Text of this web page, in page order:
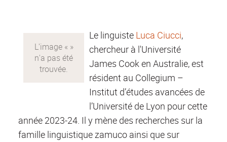
Le linguiste Luca Ciucci,
chercheur à l'Université
James Cook en Australie, est
résident au Collegium –
Institut d’études avancées de
l’Université de Lyon pour cette
année 2023-24. Il y mène des recherches sur la
famille linguistique zamuco ainsi que sur